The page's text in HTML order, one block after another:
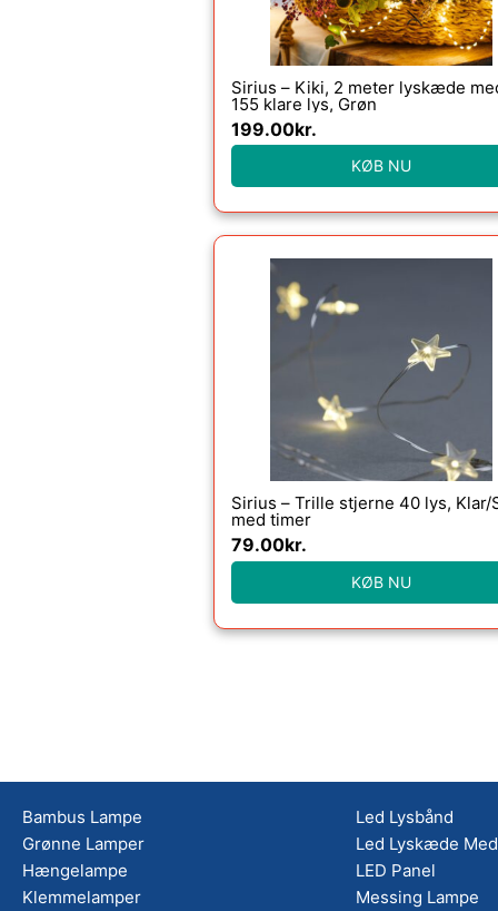
Sirius – Kiki, 2 meter lyskæde
155 klare lys, Grøn
199.00kr.
KØB NU
Sirius – Trille stjerne 40 lys, Klar/
med timer
79.00kr.
KØB NU
Bambus Lampe
Grønne Lamper
Hængelampe
Klemmelamper
Led Lysbånd
Led Lyskæde
LED Panel
Messing Lampe